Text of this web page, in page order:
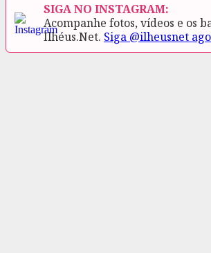
SIGA NO INSTAGRAM:
Acompanhe fotos, vídeos e os
Ilhéus.Net. Siga @ilheusnet